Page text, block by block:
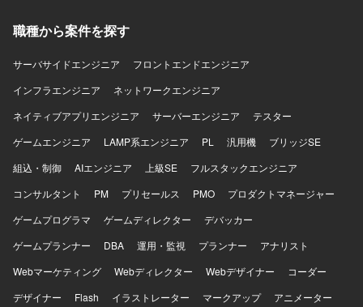
事業上の優先順位を踏まえて判断できる方に参画していた
だきたいと考えております。不具合や個別要望への対応を
方、曖昧な状況でも自ら課題を整理し必要な関係者を巻き
込みながら開発を進められる方、プロダクトマネージャー
迎いたします。チームメンバーの経験や強みを尊重し技術
的な支援やナレッジ共有ができる方、開発速度と品質の両
方に責任を持ち継続的な改善に取り組める方に活躍してい
ただきたいポジションです。 【ポジションの魅力】 AI音声
ら得られるフィードバックをもとにプロダクトを改善して
いくフェーズに携わることができます。単に決められた仕
整理し、その場限りの個別対応ではなくプロダクトとして
再利用可能な機能や仕組みへ昇華していくことが求められ
ます。既存機能の改善と新規機能開発を両立するために、
開発優先順位やアーキテクチャ、チームの進め方そのもの
マネージャーやプロジェクトマネージャーとの要件整理・
仕様検討、アーキテクチャ設計や技術選定、リファクタリ
ビューや設計レビューによる開発品質の向上、開発プロセ
スやチーム内の役割分担、情報共有方法の改善、チームメ
発をリードしていただきます。 【求める人物像】 マネジメ
ントだけではなく自ら設計・実装を行いながらチームをリ
ードできる方を求めています。フロントエンドとバックエ
ンドの領域を限定せず、プロダクト全体の課題に向き合え
や事業上の優先順位を踏まえて判断できる方、不具合や個
別要望への対応をプロダクトの改善につなげられる方を歓
者を巻き込みながら開発を進められる方、プロダクトマネ
ージャーやプロジェクトマネージャーと建設的に議論でき
る方、チームメンバーの経験や強みを尊重しつつ技術的な
支援やナレッジ共有ができる方にご参画いただきたいと考
職種から案件を探す
サーバサイドエンジニア
フロントエンドエンジニア
インフラエンジニア
ネットワークエンジニア
ネイティブアプリエンジニア
サーバーエンジニア
テスター
ゲームエンジニア
LAMP系エンジニア PL 汎用機
ブリッジSE
組込・制御
AIエンジニア 上級SE
フルスタックエンジニア
コンサルタント
PM プリセールス PMO
プロダクトマネージャー
ゲームプログラマ
ゲームディレクター
デバッカー
ゲームプランナー
DBA 運用・監視 プランナー
アナリスト
Webマーケティング
Webディレクター Webデザイナー
コーダー
デザイナー
Flash イラストレーター マークアップ
アニメーター